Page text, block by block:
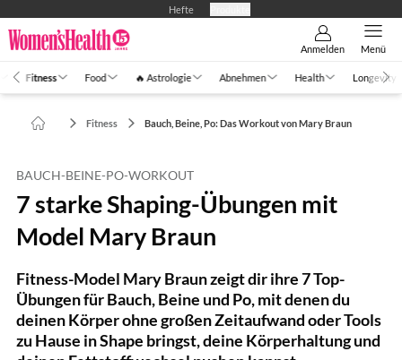
Hefte
Anmelden Menü
Fitness Food 🔥 Astrologie Abnehmen Health Longevity
Fitness Bauch, Beine, Po: Das Workout von Mary Braun
BAUCH-BEINE-PO-WORKOUT
7 starke Shaping-Übungen mit
Model Mary Braun
Fitness-Model Mary Braun zeigt dir ihre 7 Top-
Übungen für Bauch, Beine und Po, mit denen du
deinen Körper ohne großen Zeitaufwand oder Tools
zu Hause in Shape bringst, deine Körperhaltung und